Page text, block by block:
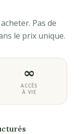
Pas de
le prix unique.
∞
ACCÈS
À VIE